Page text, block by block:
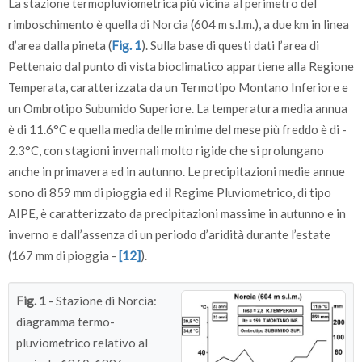
La stazione termopluviometrica più vicina al perimetro del
rimboschimento è quella di Norcia (604 m s.l.m.), a due km in linea
d’area dalla pineta (Fig. 1). Sulla base di questi dati l’area di
Pettenaio dal punto di vista bioclimatico appartiene alla Regione
Temperata, caratterizzata da un Termotipo Montano Inferiore e
un Ombrotipo Subumido Superiore. La temperatura media annua
è di 11.6°C e quella media delle minime del mese più freddo è di -
2.3°C, con stagioni invernali molto rigide che si prolungano
anche in primavera ed in autunno. Le precipitazioni medie annue
sono di 859 mm di pioggia ed il Regime Pluviometrico, di tipo
AIPE, è caratterizzato da precipitazioni massime in autunno e in
inverno e dall’assenza di un periodo d’aridità durante l’estate
(167 mm di pioggia - [12]).
Fig. 1 -Stazione di Norcia:
diagramma termo-
pluviometrico relativo al